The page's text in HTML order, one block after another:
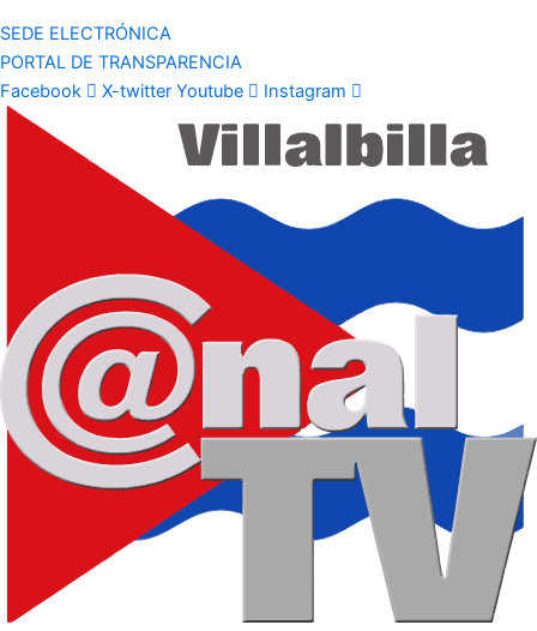
SEDE ELECTRÓNICA
PORTAL DE TRANSPARENCIA
Facebook
X-twitter Youtube Instagram